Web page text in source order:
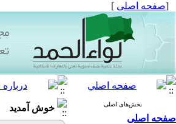
[صفحه اصلی ]
بخش‌های اصلی
صفحه اصلی
خوش آمدید